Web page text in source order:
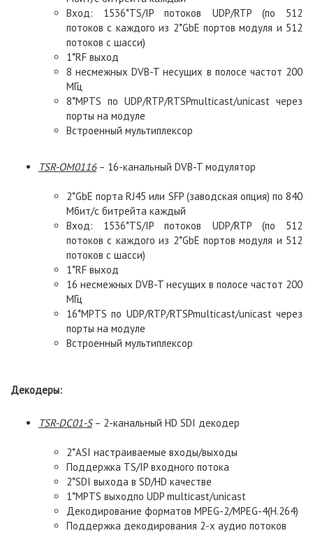
Вход: 1536*TS/IP потоков UDP/RTP (по 512
потоков с каждого из 2*GbE портов модуля и 512
потоков с шасси)
1*RF выход
8 несмежных DVB-T несущих в полосе частот 200
МГц
8*MPTS по UDP/RTP/RTSPmulticast/unicast через
порты на модуле
Встроенный мультиплексор
TSR-OM0116– 16-канальный DVB-T модулятор
2*GbE порта RJ45 или SFP (заводская опция) по 840
Мбит/с битрейта каждый
Вход: 1536*TS/IP потоков UDP/RTP (по 512
потоков с каждого из 2*GbE портов модуля и 512
потоков с шасси)
1*RF выход
16 несмежных DVB-T несущих в полосе частот 200
МГц
16*MPTS по UDP/RTP/RTSPmulticast/unicast через
порты на модуле
Встроенный мультиплексор
Декодеры:
TSR-DC01-S– 2-канальный HD SDI декодер
2*ASI настраиваемые входы/выходы
Поддержка TS/IP входного потока
2*SDI выхода в SD/HD качестве
1*MPTS выходпо UDP multicast/unicast
Декодирование форматов MPEG-2/MPEG-4(H.264)
Поддержка декодирования 2-х аудио потоков